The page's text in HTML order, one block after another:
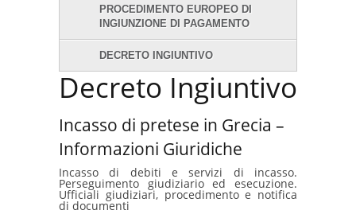
PROCEDIMENTO EUROPEO DI
INGIUNZIONE DI PAGAMENTO
DECRETO INGIUNTIVO
Decreto Ingiuntivo
Incasso di pretese in Grecia –
Informazioni Giuridiche
Incasso di debiti e servizi di incasso.
Perseguimento giudiziario ed esecuzione.
Ufficiali giudiziari, procedimento e notifica
di documenti